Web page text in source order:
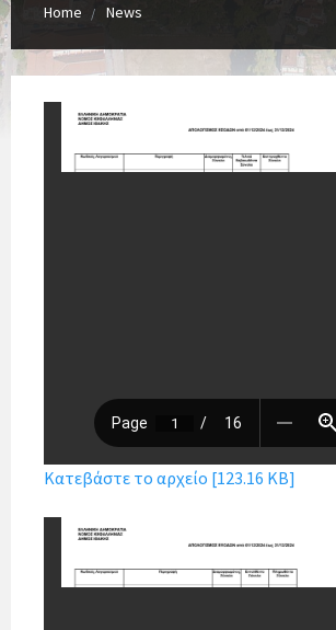
Home News
Κατεβάστε το αρχείο [123.16 KB]